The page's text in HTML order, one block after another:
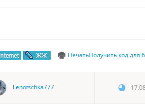
ПечатьПолучить код для
Lenotschka777